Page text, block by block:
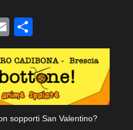
Email
sopporti San Valentino?